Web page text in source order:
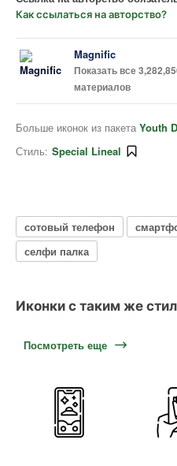
Как ссылаться на авторство?
Magnific
Показать все
материалов
Больше иконок из пакета Youth
Стиль: Special Lineal
сотовый телефон
селфи палка
Иконки с таким же
Посмотреть еще